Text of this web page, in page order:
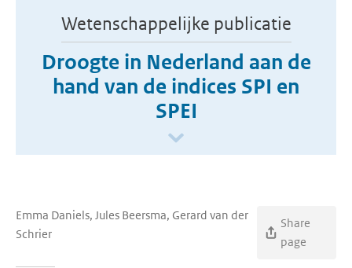
Wetenschappelijke publicatie
Droogte in Nederland aan de
hand van de indices SPI en
SPEI
Emma Daniels, Jules Beersma, Gerard van der
Schrier
Share
page